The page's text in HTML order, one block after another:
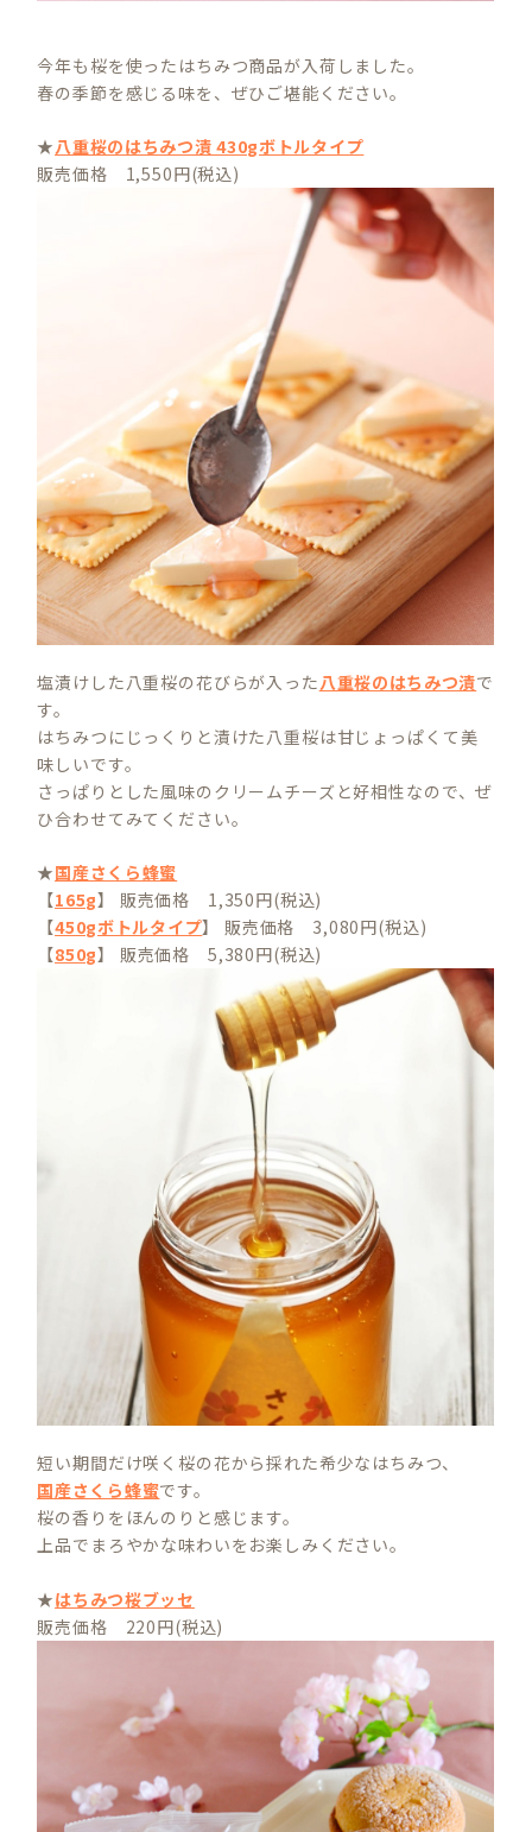
今年も桜を使ったはちみつ商品が入荷しました。
春の季節を感じる味を、ぜひご堪能ください。
★八重桜のはちみつ漬 430gボトルタイプ
販売価格 1,550円(税込)
塩漬けした八重桜の花びらが入った八重桜のはちみつ漬で
す。
はちみつにじっくりと漬けた八重桜は甘じょっぱくて美
味しいです。
さっぱりとした風味のクリームチーズと好相性なので、ぜ
ひ合わせてみてください。
★国産さくら蜂蜜
【165g】 販売価格 1,350円(税込)
【450gボトルタイプ】 販売価格 3,080円(税込)
【850g】 販売価格 5,380円(税込)
短い期間だけ咲く桜の花から採れた希少なはちみつ、
国産さくら蜂蜜です。
桜の香りをほんのりと感じます。
上品でまろやかな味わいをお楽しみください。
★はちみつ桜ブッセ
販売価格 220円(税込)